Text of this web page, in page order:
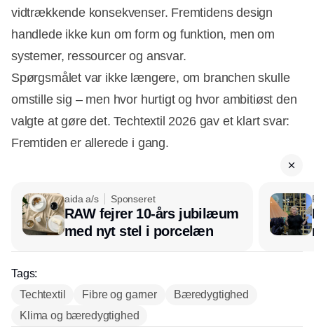
vidtrækkende konsekvenser. Fremtidens design
handlede ikke kun om form og funktion, men om
systemer, ressourcer og ansvar.
Spørgsmålet var ikke længere, om branchen skulle
omstille sig – men hvor hurtigt og hvor ambitiøst den
valgte at gøre det. Techtextil 2026 gav et klart svar:
Fremtiden er allerede i gang.
aida a/s Sponseret
RAW fejrer 10-års jubilæum
med nyt stel i porcelæn
Tags:
Techtextil
Fibre og garner
Bæredygtighed
Klima og bæredygtighed